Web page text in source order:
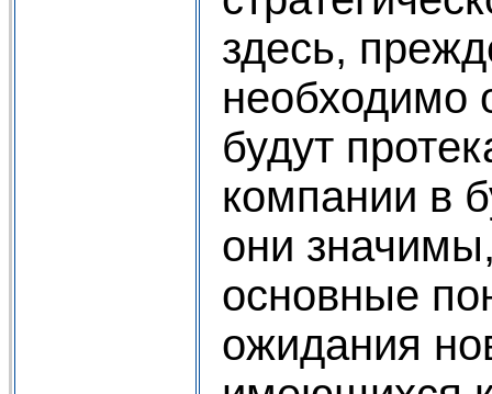
здесь,
необходимо
будут
компании в
они
основные
ожидания